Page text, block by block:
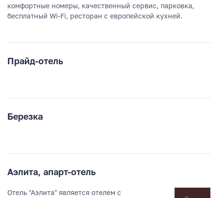
комфортные номеры, качественный сервис, парковка,
бесплатный Wi-Fi, ресторан с европейской кухней.
Прайд-отель
Березка
Аэлита, апарт-отель
Отель "Аэлита" является отелем с